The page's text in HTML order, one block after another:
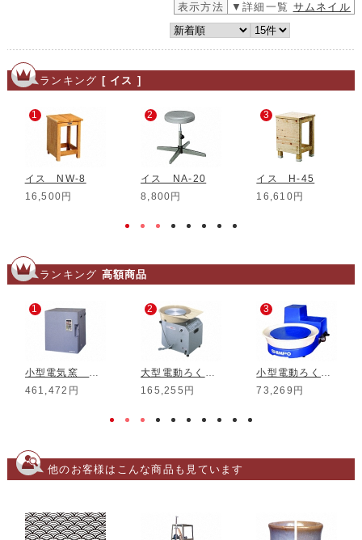
表示方法 ▼詳細一覧 サムネイル
ランキング [ イス ]
1
イス NW-8
16,500円
2
イス NA-20
8,800円
3
イス H-45
16,610円
ランキング 高額商品
1
小型電気窯 DMT-01
461,472円
2
大型電動ろくろ RK-3D
165,255円
3
小型電動ろくろ RK-5T
73,269円
他のお客様はこんな商品も見ています